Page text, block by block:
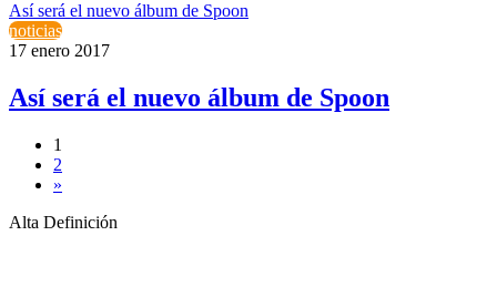
Así será el nuevo álbum de Spoon
noticias
17 enero 2017
Así será el nuevo álbum de Spoon
1
2
»
Alta Definición